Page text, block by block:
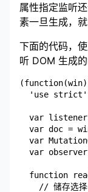
属性指定监听
素一旦生成，
下面的代码，
听 DOM 生成的
'use
var
var doc =
var
var
function
// 储存选择